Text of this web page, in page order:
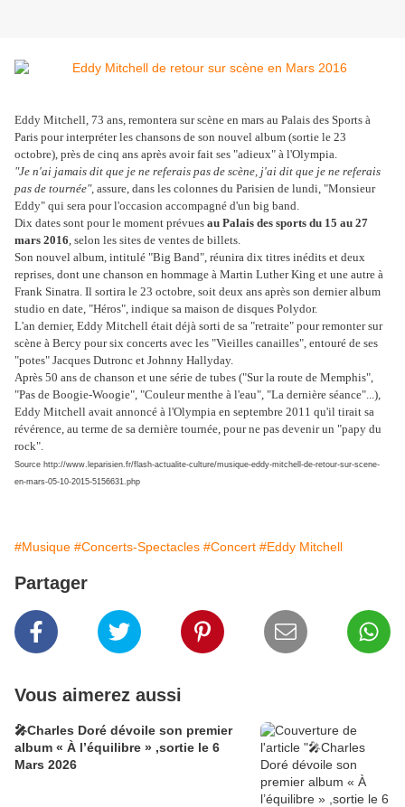
Eddy Mitchell, 73 ans, remontera sur scène en mars au Palais des Sports à
Paris pour interpréter les chansons de son nouvel album (sortie le 23
octobre), près de cinq ans après avoir fait ses "adieux" à l'Olympia.
"Je n'ai jamais dit que je ne referais pas de scène, j'ai dit que je ne referais
pas de tournée", assure, dans les colonnes du Parisien de lundi, "Monsieur
Eddy" qui sera pour l'occasion accompagné d'un big band.
Dix dates sont pour le moment prévues au Palais des sports du 15 au 27
mars 2016, selon les sites de ventes de billets.
Son nouvel album, intitulé "Big Band", réunira dix titres inédits et deux
reprises, dont une chanson en hommage à Martin Luther King et une autre à
Frank Sinatra. Il sortira le 23 octobre, soit deux ans après son dernier album
studio en date, "Héros", indique sa maison de disques Polydor.
L'an dernier, Eddy Mitchell était déjà sorti de sa "retraite" pour remonter sur
scène à Bercy pour six concerts avec les "Vieilles canailles", entouré de ses
"potes" Jacques Dutronc et Johnny Hallyday.
Après 50 ans de chanson et une série de tubes ("Sur la route de Memphis",
"Pas de Boogie-Woogie", "Couleur menthe à l'eau", "La dernière séance"...),
Eddy Mitchell avait annoncé à l'Olympia en septembre 2011 qu'il tirait sa
révérence, au terme de sa dernière tournée, pour ne pas devenir un "papy du
rock".
Source http://www.leparisien.fr/flash-actualite-culture/musique-eddy-mitchell-de-retour-sur-scene-
en-mars-05-10-2015-5156631.php
#Musique #Concerts-Spectacles #Concert #Eddy Mitchell
Partager
Vous aimerez aussi
🎤Charles Doré dévoile son premier
album « À l’équilibre » ,sortie le 6
Mars 2026